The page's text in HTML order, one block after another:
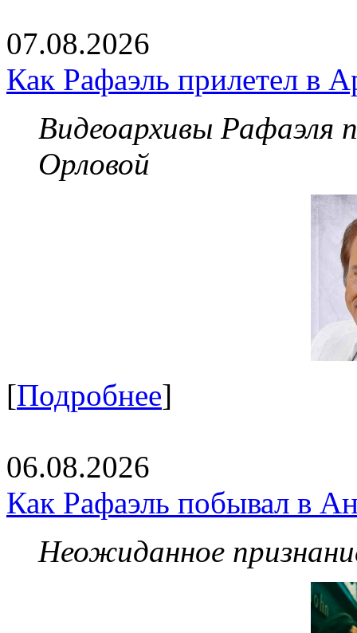
07.08.2026
Как Рафаэль прилетел в
Видеоархивы Рафаэля
Орловой
[Подробнее]
06.08.2026
Как Рафаэль побывал в
Неожиданное